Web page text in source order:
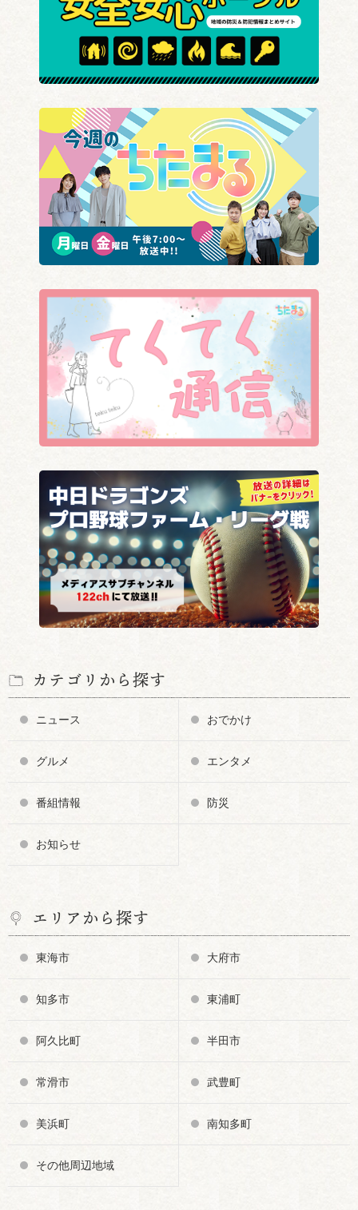
カテゴリから探す
ニュース おでかけ
グルメ エンタメ
番組情報 防災
お知らせ
エリアから探す
東海市 大府市
知多市 東浦町
阿久比町 半田市
常滑市 武豊町
美浜町 南知多町
その他周辺地域